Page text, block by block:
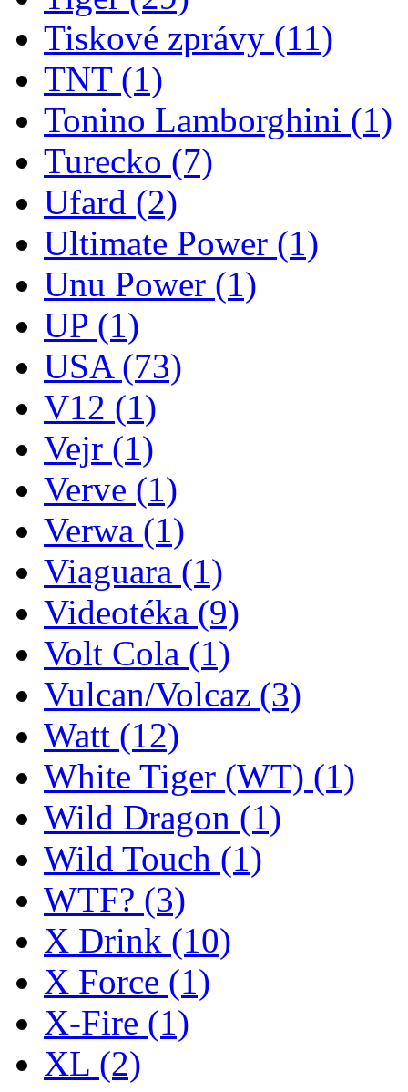
Tiskové zprávy (11)
TNT (1)
Tonino Lamborghini (1)
Turecko (7)
Ufard (2)
Ultimate Power (1)
Unu Power (1)
UP (1)
USA (73)
V12 (1)
Vejr (1)
Verve (1)
Verwa (1)
Viaguara (1)
Videotéka (9)
Volt Cola (1)
Vulcan/Volcaz (3)
Watt (12)
White Tiger (WT) (1)
Wild Dragon (1)
Wild Touch (1)
WTF? (3)
X Drink (10)
X Force (1)
X-Fire (1)
XL (2)